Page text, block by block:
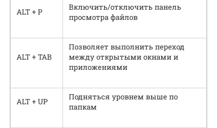
ALT + P
Включить/отключить панель
просмотра файлов
ALT + ТАB
Позволяет выполнить переход
между открытыми окнами и
приложениями
ALT + UP
Подняться уровнем выше по
папкам